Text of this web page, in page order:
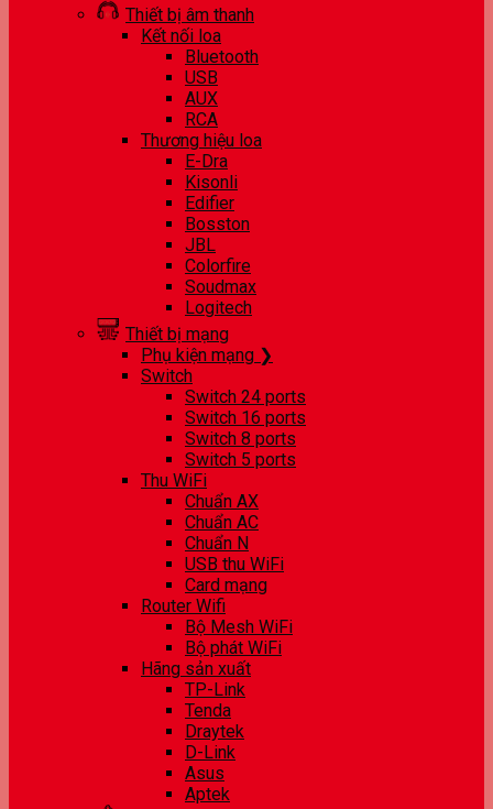
Thiết bị âm thanh
Kết nối loa
Bluetooth
USB
AUX
RCA
Thương hiệu loa
E-Dra
Kisonli
Edifier
Bosston
JBL
Colorfire
Soudmax
Logitech
Thiết bị mạng
Phụ kiện mạng ❯
Switch
Switch 24 ports
Switch 16 ports
Switch 8 ports
Switch 5 ports
Thu WiFi
Chuẩn AX
Chuẩn AC
Chuẩn N
USB thu WiFi
Card mạng
Router Wifi
Bộ Mesh WiFi
Bộ phát WiFi
Hãng sản xuất
TP-Link
Tenda
Draytek
D-Link
Asus
Aptek